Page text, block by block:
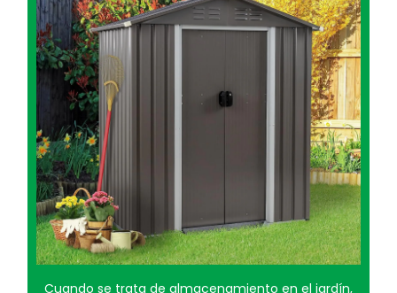
La jardinería puede ser una tarea físicamente